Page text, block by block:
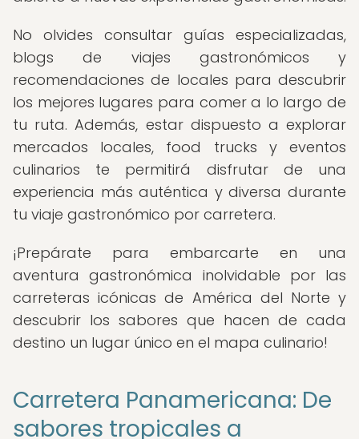
No olvides consultar guías especializadas,
blogs de viajes gastronómicos y
recomendaciones de locales para descubrir
los mejores lugares para comer a lo largo de
tu ruta. Además, estar dispuesto a explorar
mercados locales, food trucks y eventos
culinarios te permitirá disfrutar de una
experiencia más auténtica y diversa durante
tu viaje gastronómico por carretera.
¡Prepárate para embarcarte en una
aventura gastronómica inolvidable por las
carreteras icónicas de América del Norte y
descubrir los sabores que hacen de cada
destino un lugar único en el mapa culinario!
Carretera Panamericana: De
sabores tropicales a